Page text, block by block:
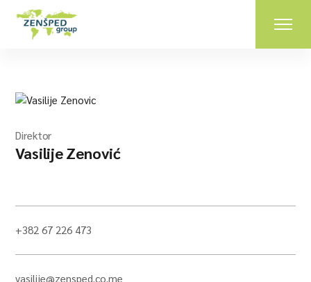
Direktor
Vasilije Zenović
+382 67 226 473
vasilije@zensped.co.me